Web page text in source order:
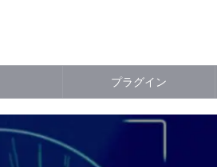
プラグイン